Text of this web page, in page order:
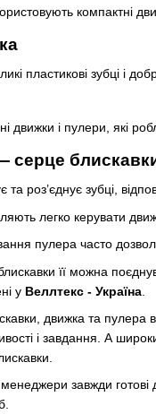
компактні
пластикові зубці і
движки і пулери, які
серце
та роз’єднує зубці,
легко керувати
пулера часто
блискавки її можна
у Веллтекс - Україна
движка та пулера
і завдання. А
завжди готові